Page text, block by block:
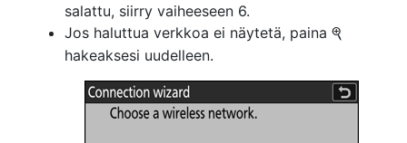
salattu, siirry vaiheeseen 6.
Jos haluttua verkkoa ei näytetä, paina X
hakeaksesi uudelleen.